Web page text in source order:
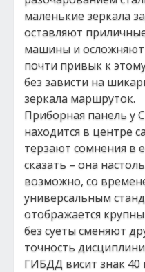
маленькие зеркала
оставляют
машины и осложняют
почти привык к
без зависти на
зеркала маршруток.
Приборная панель у
находится в центре
терзают сомнения в
сказать – она
возможно, со
универсальным
отображается
без суеты сменяют
точность
ГИБДД висит знак 40